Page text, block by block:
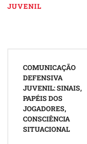
JUVENIL
navigation
COMUNICAÇÃO
DEFENSIVA
JUVENIL: SINAIS,
PAPÉIS DOS
JOGADORES,
CONSCIÊNCIA
SITUACIONAL